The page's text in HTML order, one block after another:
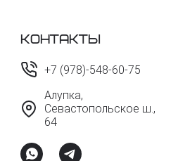
Контакты
+7 (978)-548-60-75
Алупка,
Севастопольское ш.,
64